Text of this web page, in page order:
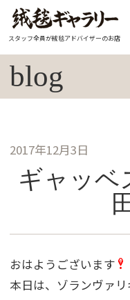
スタッフ全員が絨毯アドバイザーのお店
blog
2017年12月3日
ギャッベ
おはようございます
本日は、ゾランヴァ